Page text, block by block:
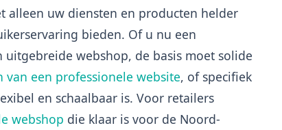
alleen uw diensten en producten helder
bieden. Of u nu een
webshop, de basis moet solide
van een professionele website, of specifiek
en schaalbaar is. Voor retailers
webshop die klaar is voor de Noord-